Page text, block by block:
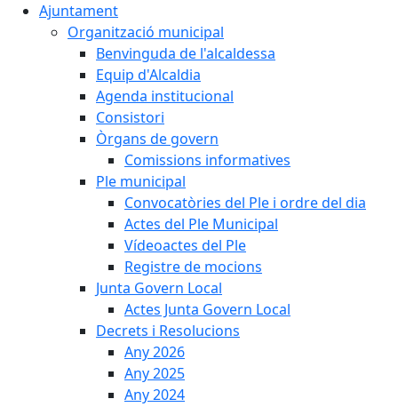
Ajuntament
Organització municipal
Benvinguda de l'alcaldessa
Equip d'Alcaldia
Agenda institucional
Consistori
Òrgans de govern
Comissions informatives
Ple municipal
Convocatòries del Ple i ordre del dia
Actes del Ple Municipal
Vídeoactes del Ple
Registre de mocions
Junta Govern Local
Actes Junta Govern Local
Decrets i Resolucions
Any 2026
Any 2025
Any 2024